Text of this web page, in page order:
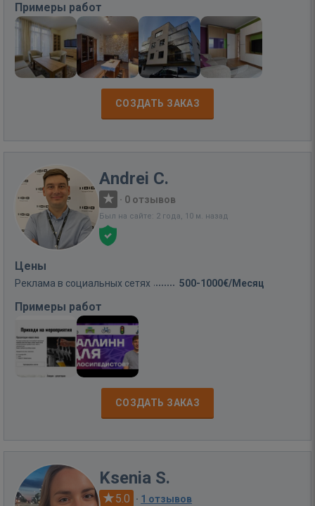
Примеры работ
СОЗДАТЬ ЗАКАЗ
Andrei C.
· 0 отзывов
Был на сайте: 2 года, 10 м. назад
Цены
Реклама в социальных сетях 500-1000€/Месяц
Примеры работ
СОЗДАТЬ ЗАКАЗ
Ksenia S.
5.0 · 1 отзывов